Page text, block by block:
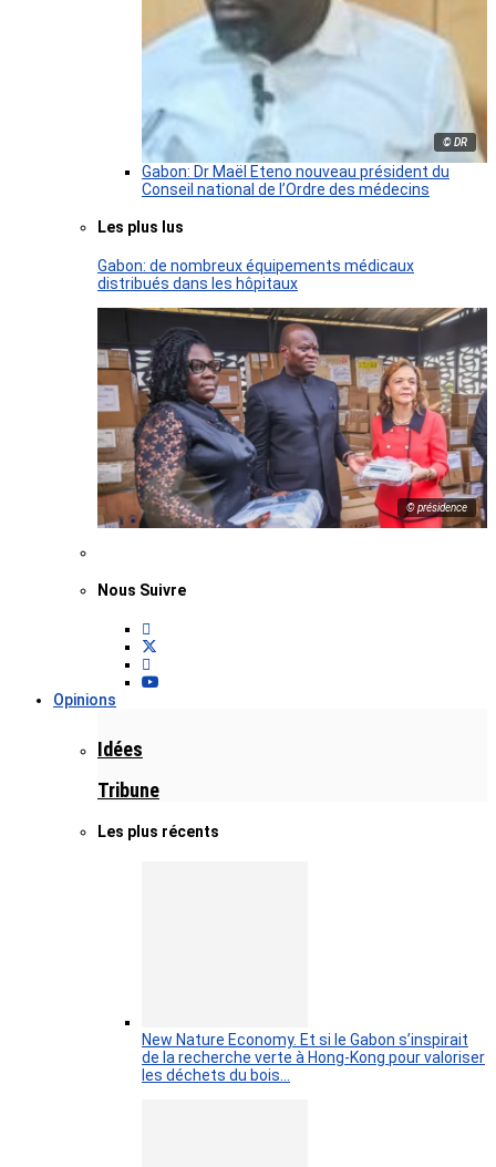
© DR
Gabon: Dr Maël Eteno nouveau président du
Conseil national de l’Ordre des médecins
Les plus lus
Gabon: de nombreux équipements médicaux
distribués dans les hôpitaux
© présidence
Nous Suivre
Opinions
Idées
Tribune
Les plus récents
New Nature Economy. Et si le Gabon s’inspirait
de la recherche verte à Hong-Kong pour valoriser
les déchets du bois…